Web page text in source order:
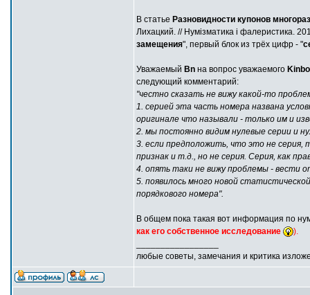
В статье Разновидности купонов
Лихацкий. // Нумізматика і фалеристика.
замещения", первый блок из трёх цифр - "
Уважаемый Bn на вопрос уважаемого
следующий комментарий:
"честно сказать не вижу какой-то
1. серией эта часть номера названа
оригинале что называли - только им и
2. мы постоянно видим нулевые серии и
3. если предположить, что это не серия,
признак и т.д., но не серия. Серия, как
4. опять таки не вижу проблемы - вести
5. появилось много новой
порядкового номера".
В общем пока такая вот информация по
как его собственное исследование
).
любые советы, замечания и критика